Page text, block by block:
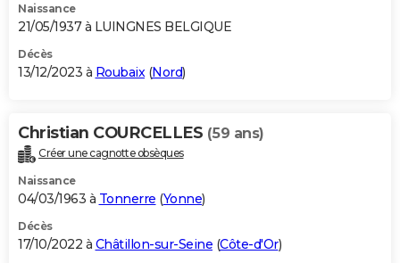
Naissance
21/05/1937 à LUINGNES BELGIQUE
Décès
13/12/2023 à Roubaix(Nord)
Christian COURCELLES (59 ans)
Créer une cagnotte obsèques
Naissance
04/03/1963 à Tonnerre (Yonne)
Décès
17/10/2022 à Châtillon-sur-Seine (Côte-d'Or)